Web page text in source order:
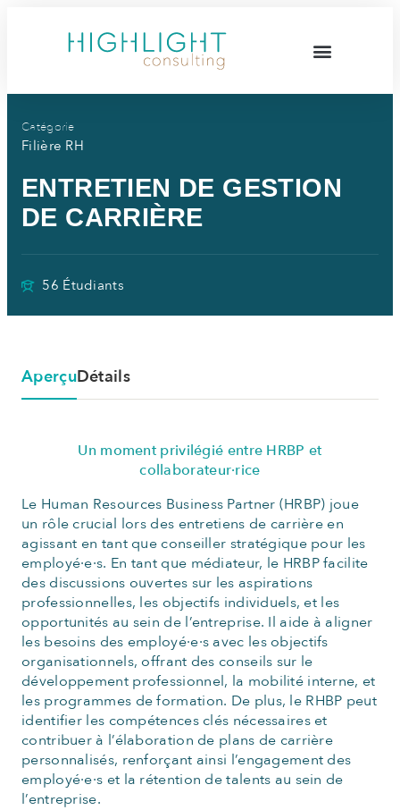
Catégorie
Filière RH
ENTRETIEN DE GESTION
DE CARRIÈRE
56 Étudiants
AperçuDétails
Un moment privilégié entre HRBP et
collaborateur·rice
Le Human Resources Business Partner (HRBP) joue
un rôle crucial lors des entretiens de carrière en
agissant en tant que conseiller stratégique pour les
employé·e·s. En tant que médiateur, le HRBP facilite
des discussions ouvertes sur les aspirations
professionnelles, les objectifs individuels, et les
opportunités au sein de l’entreprise. Il aide à aligner
les besoins des employé·e·s avec les objectifs
organisationnels, offrant des conseils sur le
développement professionnel, la mobilité interne, et
les programmes de formation. De plus, le RHBP peut
identifier les compétences clés nécessaires et
contribuer à l’élaboration de plans de carrière
personnalisés, renforçant ainsi l’engagement des
employé·e·s et la rétention de talents au sein de
l’entreprise.